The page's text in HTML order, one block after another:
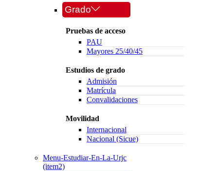
Grado
Pruebas de acceso
PAU
Mayores 25/40/45
Estudios de grado
Admisión
Matrícula
Convalidaciones
Movilidad
Internacional
Nacional (Sicue)
Menu-Estudiar-En-La-Urjc
(item2)